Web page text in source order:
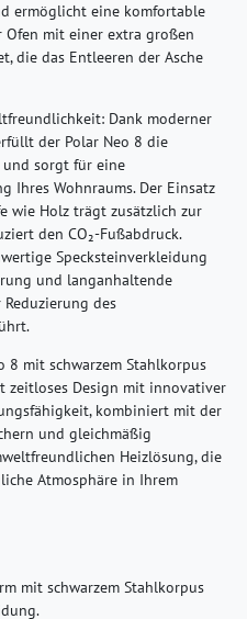
ermöglicht eine komfortable
Ofen mit einer extra großen
die das Entleeren der Asche
Dank moderner
der Polar Neo 8 die
sorgt für eine
Ihres Wohnraums. Der Einsatz
wie Holz trägt zusätzlich zur
den CO₂-Fußabdruck.
Specksteinverkleidung
und langanhaltende
Reduzierung des
8 mit schwarzem Stahlkorpus
zeitloses Design mit innovativer
kombiniert mit der
und gleichmäßig
Heizlösung, die
Atmosphäre in Ihrem
mit schwarzem Stahlkorpus